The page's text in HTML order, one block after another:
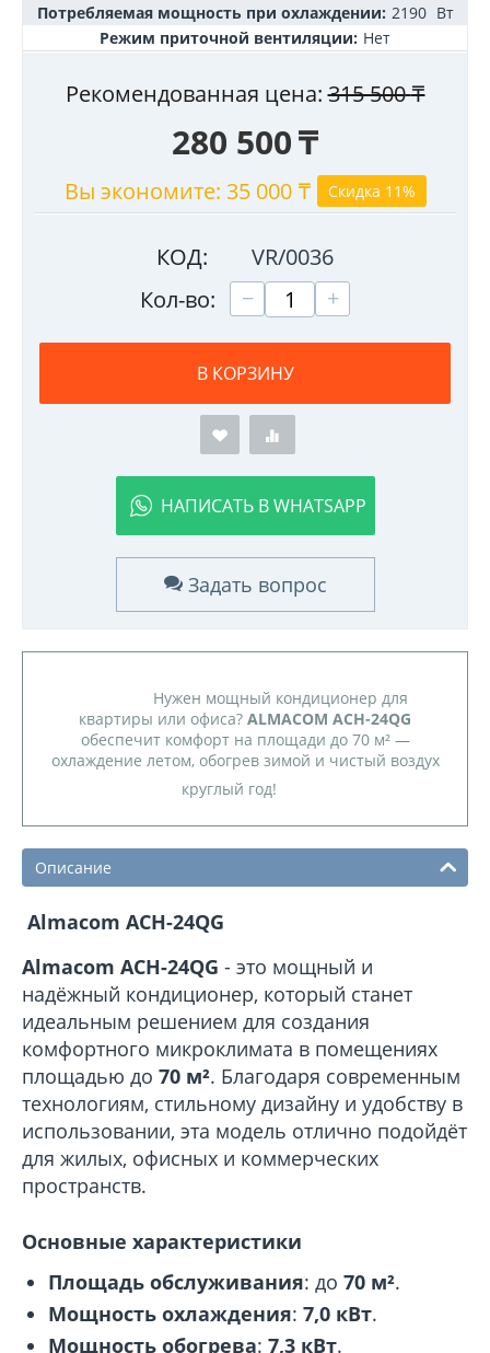
Потребляемая мощность при охлаждении: 2190 Вт
Режим приточной вентиляции: Нет
Рекомендованная цена: 315 500₸
280 500₸
Вы экономите: 35 000₸ Скидка 11%
КОД:
VR/0036
Кол-во:
+
−
В КОРЗИНУ
НАПИСАТЬ В WHATSAPP
Задать вопрос
Нужен мощный кондиционер для
квартиры или офиса? ALMACOM ACH-24QG
обеспечит комфорт на площади до 70 м² —
охлаждение летом, обогрев зимой и чистый воздух
круглый год!
Описание
Almacom ACH-24QG
Almacom ACH-24QG - это мощный и
надёжный кондиционер, который станет
идеальным решением для создания
комфортного микроклимата в помещениях
площадью до 70 м². Благодаря современным
технологиям, стильному дизайну и удобству в
использовании, эта модель отлично подойдёт
для жилых, офисных и коммерческих
пространств.
Основные характеристики
Площадь обслуживания: до 70 м².
Мощность охлаждения: 7,0 кВт.
Мощность обогрева: 7,3 кВт.